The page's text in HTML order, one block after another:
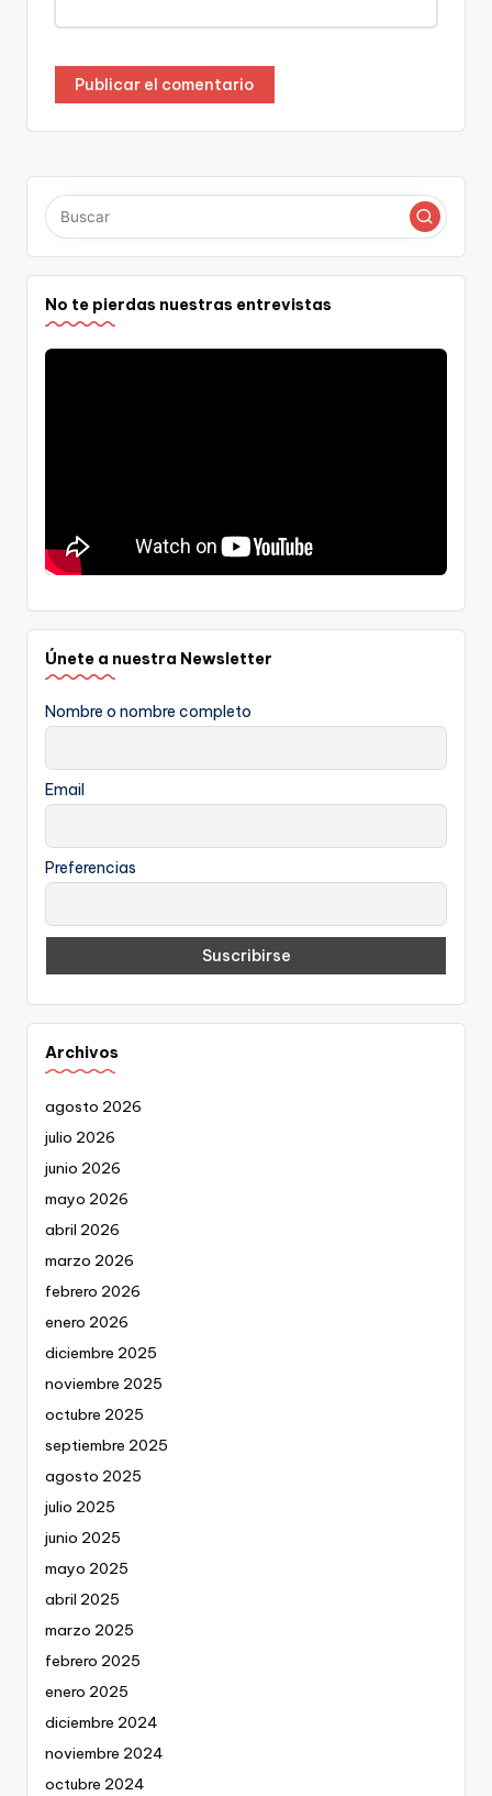
No te pierdas nuestras entrevistas
Únete a nuestra Newsletter
Nombre o nombre completo
Email
Preferencias
Archivos
agosto 2026
julio 2026
junio 2026
mayo 2026
abril 2026
marzo 2026
febrero 2026
enero 2026
diciembre 2025
noviembre 2025
octubre 2025
septiembre 2025
agosto 2025
julio 2025
junio 2025
mayo 2025
abril 2025
marzo 2025
febrero 2025
enero 2025
diciembre 2024
noviembre 2024
octubre 2024